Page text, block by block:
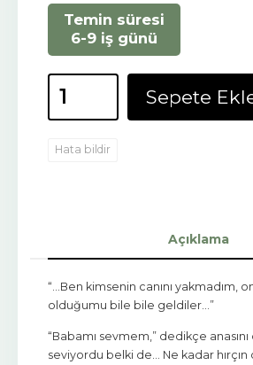
Temin süresi
6-9 iş günü
Sepete
Hata bildir
Açıklama
“…Ben kimsenin canını yakmadım,
olduğumu bile bile geldiler…”
“Babamı sevmem,” dedikçe
seviyordu belki de… Ne kadar hırçın